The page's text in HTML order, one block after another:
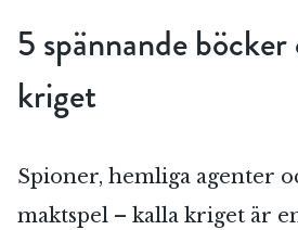
5 spännande
kriget
Spioner, hemliga agenter
maktspel – kalla kriget är